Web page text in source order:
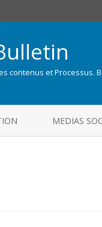
contenus et Processus.
to MEDIAS